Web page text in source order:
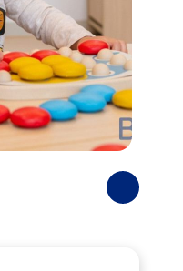
Photos
suivantes